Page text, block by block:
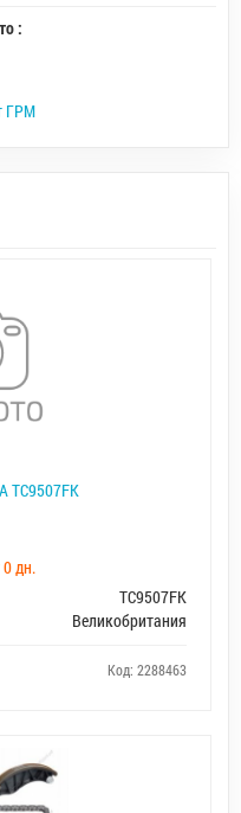
:
ГРМ
TC9507FK
дн.
TC9507FK
Великобритания
Код: 2288463